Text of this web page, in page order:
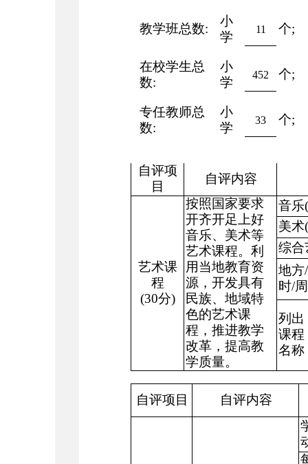
教学班总数:
小
学
11 个;
在校学生总
数:
小
学
452 个;
专任教师总
数:
小
学
33 个;
自评项
目
自评内容
艺术课
程
(30分)
按照国家要求
开齐开足上好
音乐、美术等
艺术课程。利
用当地教育资
源，开发具有
民族、地域特
色的艺术课
程，推进教学
改革，提高教
学质量。
音乐(
美术(
综合
地方/
时/周
列出
课程
名称
自评项目 自评内容